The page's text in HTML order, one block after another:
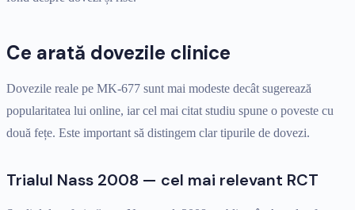
Ce arată dovezile clinice
Dovezile reale pe MK-677 sunt mai modeste decât sugerează
popularitatea lui online, iar cel mai citat studiu spune o poveste cu
două fețe. Este important să distingem clar tipurile de dovezi.
Trialul Nass 2008 — cel mai relevant RCT